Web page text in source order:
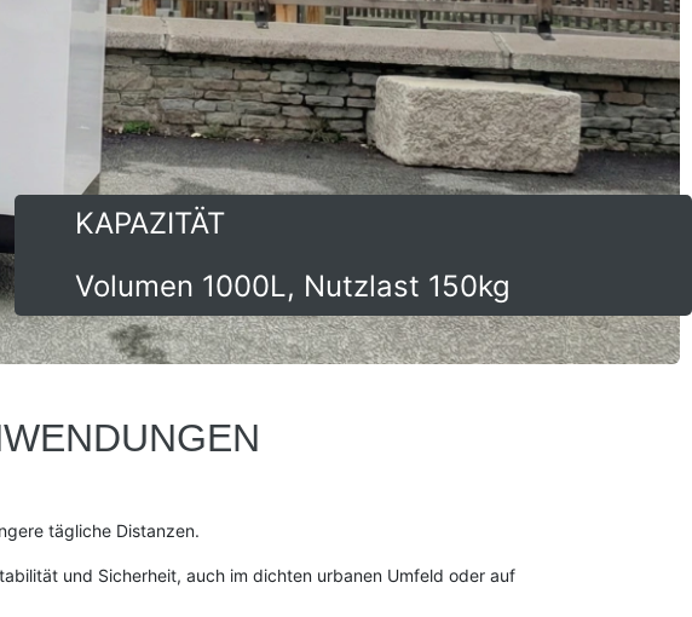
KAPAZITÄT
Volumen 1000L, Nutzlast 150kg
tägliche Distanzen.
und Sicherheit, auch im dichten urbanen Umfeld oder auf